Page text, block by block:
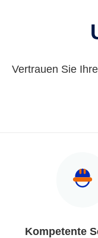
Vertrauen Sie
Kompetente